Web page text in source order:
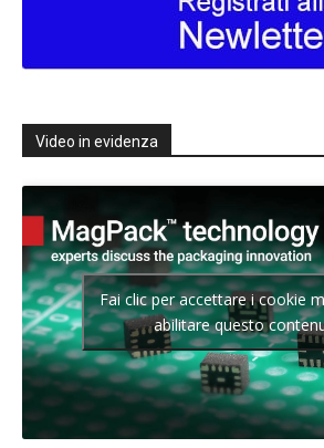
Video in evidenza
Fai clic per accettare i cookie
abilitare questo